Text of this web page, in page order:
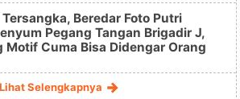
Beredar Foto Putri
Pegang Tangan Brigadir J,
Motif Cuma Bisa Didengar Orang
Lihat Selengkapnya